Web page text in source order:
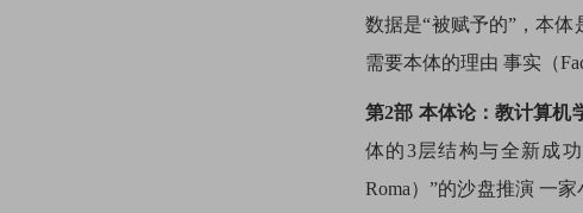
数据是“被赋予的”，本
需要本体的理由 事实（
第2部 本体论：教计算机
体的3层结构与全新成
Roma）”的沙盘推演 一